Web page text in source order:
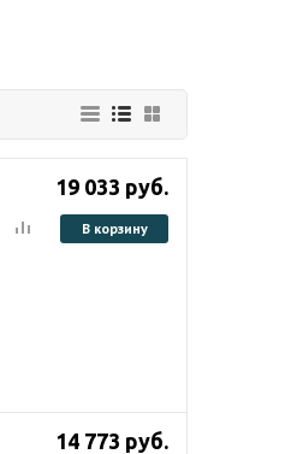
19 033 руб.
В корзину
14 773 руб.